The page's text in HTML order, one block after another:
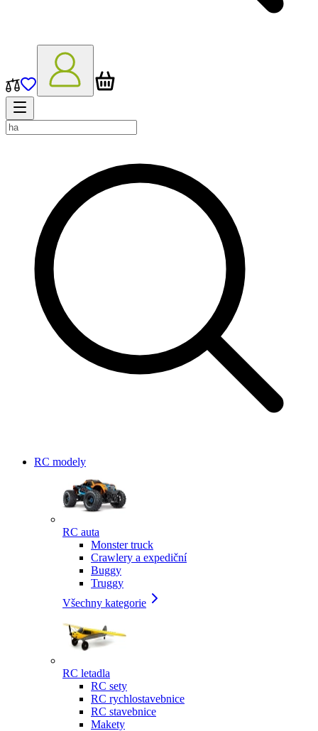
RC modely
RC auta
Monster truck
Crawlery a expediční
Buggy
Truggy
Všechny kategorie
RC letadla
RC sety
RC rychlostavebnice
RC stavebnice
Makety